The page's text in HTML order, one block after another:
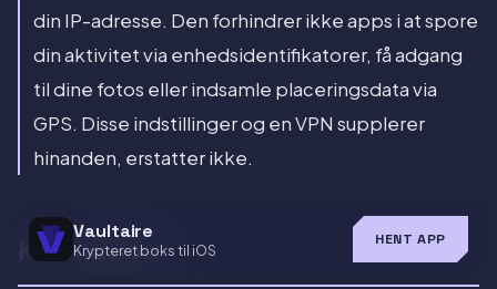
din IP-adresse. Den forhindrer ikke apps i at spore
din aktivitet via enhedsidentifikatorer, få adgang
til dine fotos eller indsamle placeringsdata via
GPS. Disse indstillinger og en VPN supplerer
hinanden, erstatter ikke.
Konklusion
Vaultaire
Krypteret boks til iOS
HENT APP